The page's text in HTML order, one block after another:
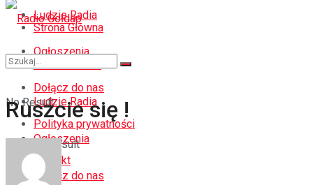
Ludzie Radia
Ogłoszenia
Dołącz do nas
Polityka prywatności
Kontakt
Strona Główna
Pozdrowienia
Ludzie Radia
Ogłoszenia
Dołącz do nas
No Result
View All Result
Ruszcie się !